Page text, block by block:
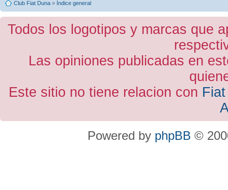
Club Fiat Duna » Índice general
Todos los logotipos y marcas que
Las opiniones publicadas en
Este sitio no tiene relacion con
Powered by phpBB ©